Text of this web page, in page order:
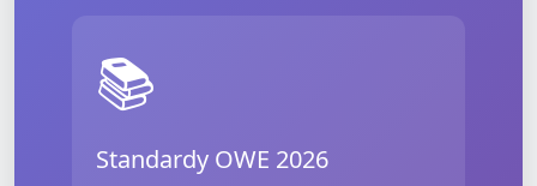
📚
Standardy OWE 2026